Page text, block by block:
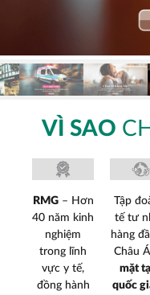
DA LIỄU​
NỘI TỔNG QUÁT
KHÁM VÀ ĐÁNH GIÁ
KHÁM NHA
KHÁM SỨC KHỎE
TIÊM CHỦNG
PHÒNG HUẤN
HOÀN VÀ SƠ CỨU
PHÒNG Y TẾ CƠ
LIÊN HỆ
VÌ SAO
RMG– Hơn
40 năm kinh
nghiệm
trong lĩnh
vực y tế,
đồng hành
Tập
tế tư
hàng
Châu
mặt
quốc